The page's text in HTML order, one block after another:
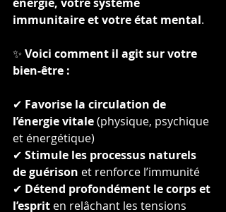
immunitaire et votre état mental.
✨ Voici comment il agit sur votre
bien-être :
✔ Favorise la circulation de
l’énergie vitale (physique, psychique
et énergétique)
✔ Stimule les processus naturels
de guérison et renforce l’immunité
✔ Détend profondément le corps et
l’esprit en relâchant les tensions